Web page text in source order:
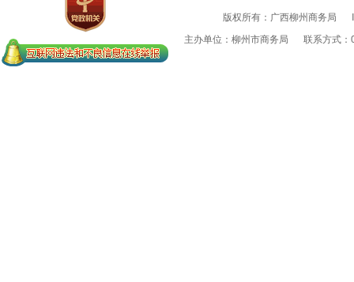
版权所有：广西柳州商务局
主办单位：柳州市商务局
联系方式